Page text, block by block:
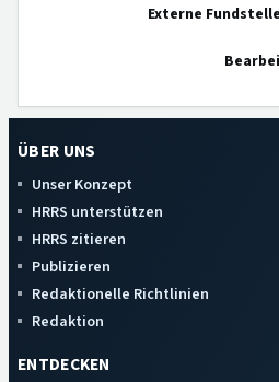
Externe
ÜBER UNS
Unser Konzept
HRRS unterstützen
HRRS zitieren
Publizieren
Redaktionelle Richtlinien
Redaktion
ENTDECKEN